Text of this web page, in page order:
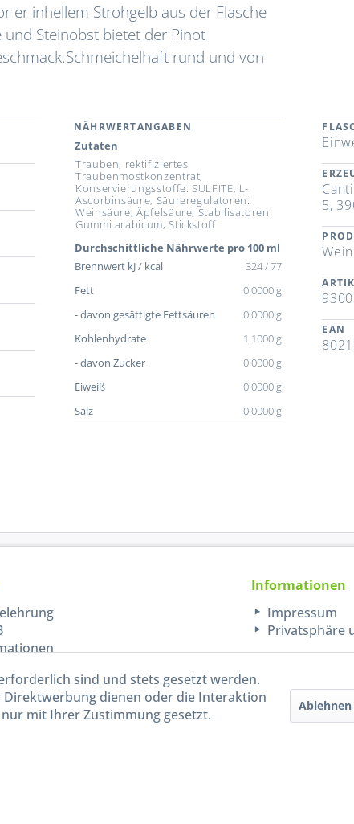
er inhellem Strohgelb aus der Flasche
Steinobst bietet der Pinot
rund und von
NÄHRWERTANGABEN
Zutaten
Trauben, rektifiziertes
Traubenmostkonzentrat,
Konservierungsstoffe: SULFITE, L-
Ascorbinsäure, Säureregulatoren:
Weinsäure, Äpfelsäure, Stabilisatoren:
Gummi arabicum, Stickstoff
Durchschittliche Nährwerte pro 100 ml
Brennwert kJ / kcal
324 / 77
Fett
0.0000 g
- davon gesättigte Fettsäuren
0.0000 g
Kohlenhydrate
1.1000 g
- davon Zucker
0.0000 g
Eiweiß
0.0000 g
Salz
0.0000 g
5,
Wein
EAN
Informationen
Impressum
Privatsphäre
sind und stets gesetzt werden.
Direktwerbung dienen oder die Interaktion
mit Ihrer Zustimmung gesetzt.
Ablehnen